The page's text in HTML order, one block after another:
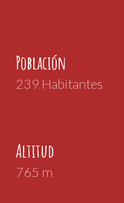
Población
239 Habitantes
Altitud
765 m